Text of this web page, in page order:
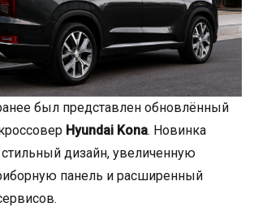
был представлен обновлённый
Hyundai Kona. Новинка
дизайн, увеличенную
панель и расширенный